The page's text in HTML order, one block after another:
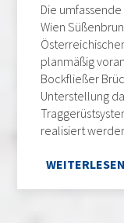
Die
Wien
planmäßig
Bockfließer
Unterstellung
realisiert
WEITERLESEN